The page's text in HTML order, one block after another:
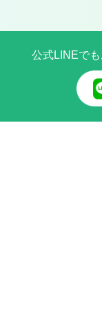
公式LINEで